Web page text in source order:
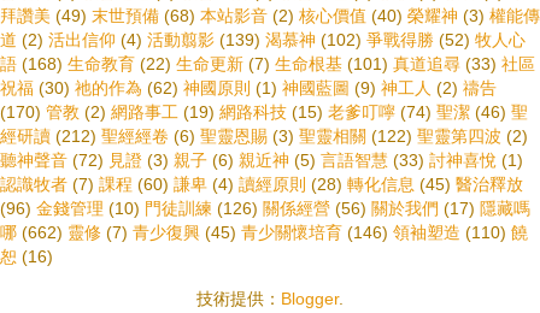
拜讚美 (49) 末世預備 (68) 本站影音 (2) 核心價值 (40) 榮耀神 (3) 權能傳
道 (2) 活出信仰 (4) 活動翦影 (139) 渴慕神 (102) 爭戰得勝 (52) 牧人心
語 (168) 生命教育 (22) 生命更新 (7) 生命根基 (101) 真道追尋 (33) 社區
祝福 (30) 祂的作為 (62) 神國原則 (1) 神國藍圖 (9) 神工人 (2) 禱告
(170) 管教 (2) 網路事工 (19) 網路科技 (15) 老爹叮嚀 (74) 聖潔 (46) 聖
經研讀 (212) 聖經經卷 (6) 聖靈恩賜 (3) 聖靈相關 (122) 聖靈第四波 (2)
聽神聲音 (72) 見證 (3) 親子 (6) 親近神 (5) 言語智慧 (33) 討神喜悅 (1)
認識牧者 (7) 課程 (60) 謙卑 (4) 讀經原則 (28) 轉化信息 (45) 醫治釋放
(96) 金錢管理 (10) 門徒訓練 (126) 關係經營 (56) 關於我們 (17) 隱藏嗎
哪 (662) 靈修 (7) 青少復興 (45) 青少關懷培育 (146) 領袖塑造 (110) 饒
恕 (16)
技術提供： Blogger.